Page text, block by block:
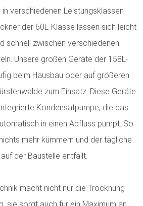
verschiedenen Leistungsklassen
der 60L-Klasse lassen sich leicht
schnell zwischen verschiedenen
Unsere großen Geräte der 158L-
beim Hausbau oder auf größeren
zum Einsatz. Diese Geräte
Kondensatpumpe, die das
in einen Abfluss pumpt. So
mehr kümmern und der tägliche
der Baustelle entfällt.
macht nicht nur die Trocknung
sie sorgt auch für ein Maximum an